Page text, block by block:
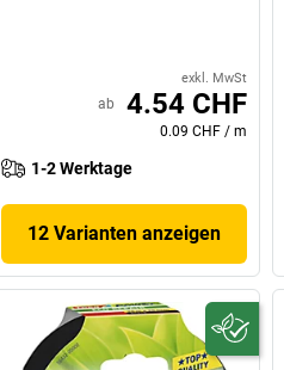
exkl. MwSt
ab 4.54 CHF
0.09 CHF / m
1-2 Werktage
12 Varianten anzeigen